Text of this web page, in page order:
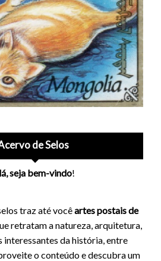
de Selos
seja bem-vindo!
traz até vocêartes postais de
retratam a natureza, arquitetura,
interessantes da história, entre
o conteúdo e descubra um